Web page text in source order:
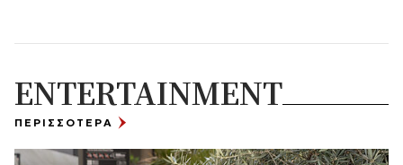
ENTERTAINMENT
ΠΕΡΙΣΣΟΤΕΡΑ